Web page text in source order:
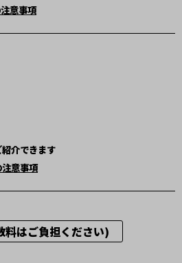
意事項
介できます
意事項
料はご負担ください)